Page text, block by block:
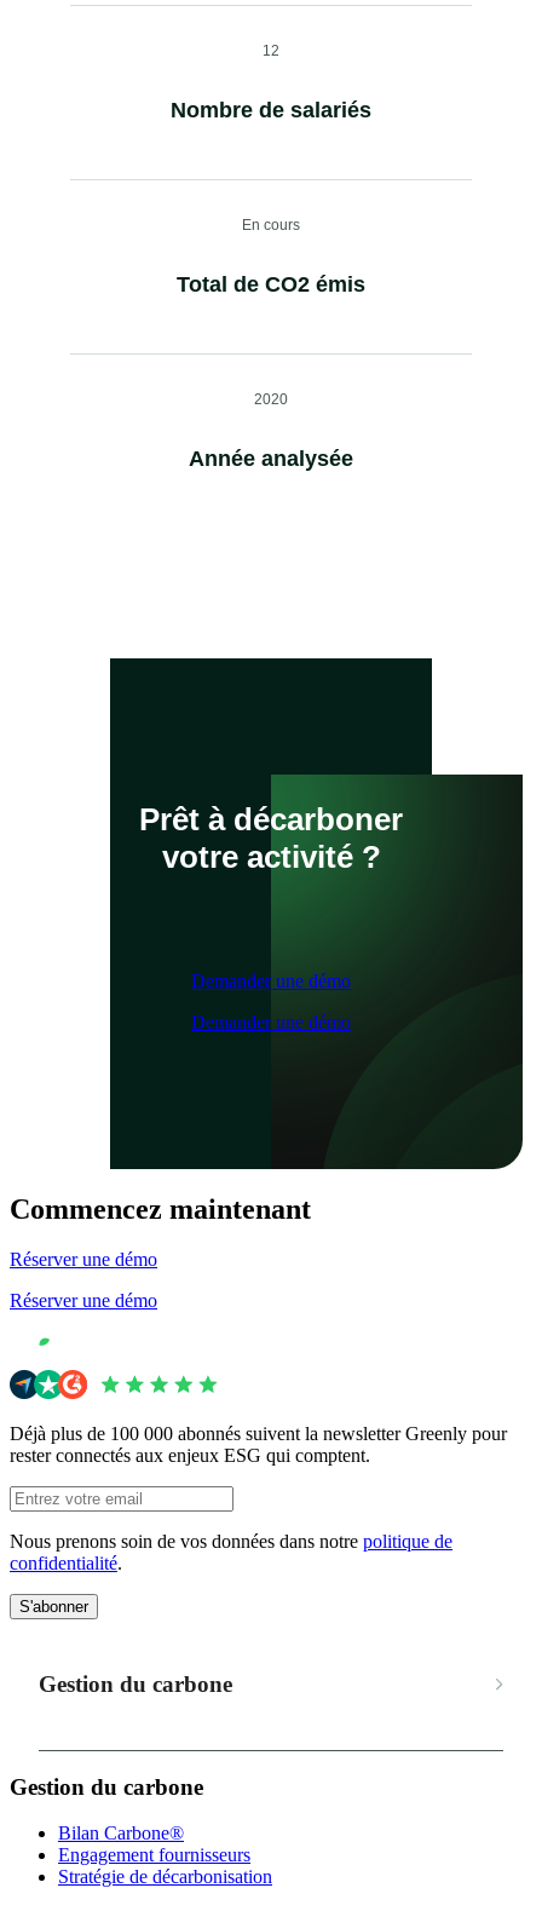
12
Nombre de salariés
En cours
Total de CO2 émis
2020
Année analysée
Prêt à décarboner
votre activité ?
Demander une démo
Demander une démo
Commencez maintenant
Réserver une démo
Réserver une démo
Déjà plus de 100 000 abonnés suivent la newsletter Greenly pour
rester connectés aux enjeux ESG qui comptent.
Nous prenons soin de vos données dans notre politique de
confidentialité.
S'abonner
Gestion du carbone
Gestion du carbone
Bilan Carbone®
Engagement fournisseurs
Stratégie de décarbonisation